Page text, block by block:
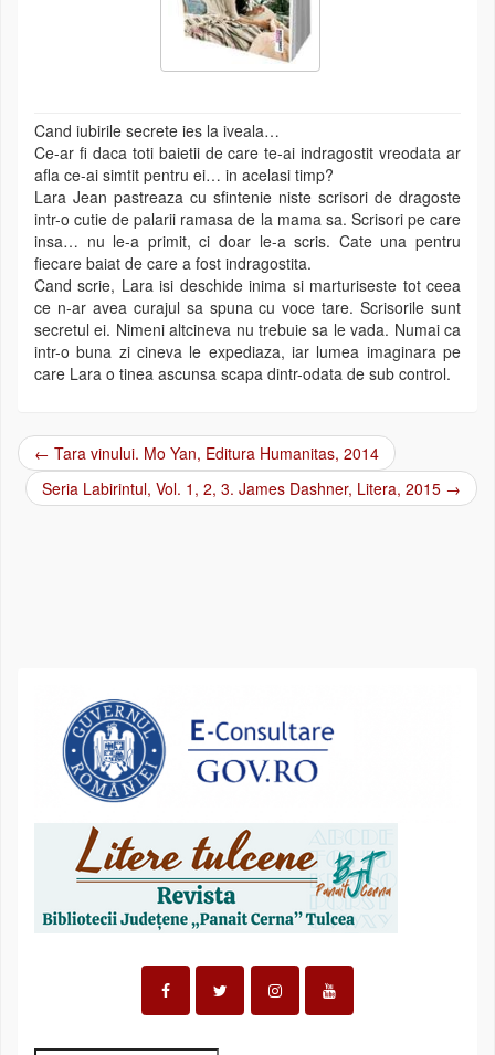
Cand iubirile secrete ies la iveala…
Ce-ar fi daca toti baietii de care te-ai indragostit vreodata ar
afla ce-ai simtit pentru ei… in acelasi timp?
Lara Jean pastreaza cu sfintenie niste scrisori de dragoste
intr-o cutie de palarii ramasa de la mama sa. Scrisori pe care
insa… nu le-a primit, ci doar le-a scris. Cate una pentru
fiecare baiat de care a fost indragostita.
Cand scrie, Lara isi deschide inima si marturiseste tot ceea
ce n-ar avea curajul sa spuna cu voce tare. Scrisorile sunt
secretul ei. Nimeni altcineva nu trebuie sa le vada. Numai ca
intr-o buna zi cineva le expediaza, iar lumea imaginara pe
care Lara o tinea ascunsa scapa dintr-odata de sub control.
Post navigation
← Tara vinului. Mo Yan, Editura Humanitas, 2014
Seria Labirintul, Vol. 1, 2, 3. James Dashner, Litera, 2015 →